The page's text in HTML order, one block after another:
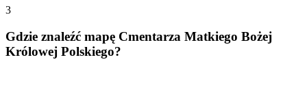
3
Gdzie znaleźć mapę Cmentarza Matkiego Bożej
Królowej Polskiego?